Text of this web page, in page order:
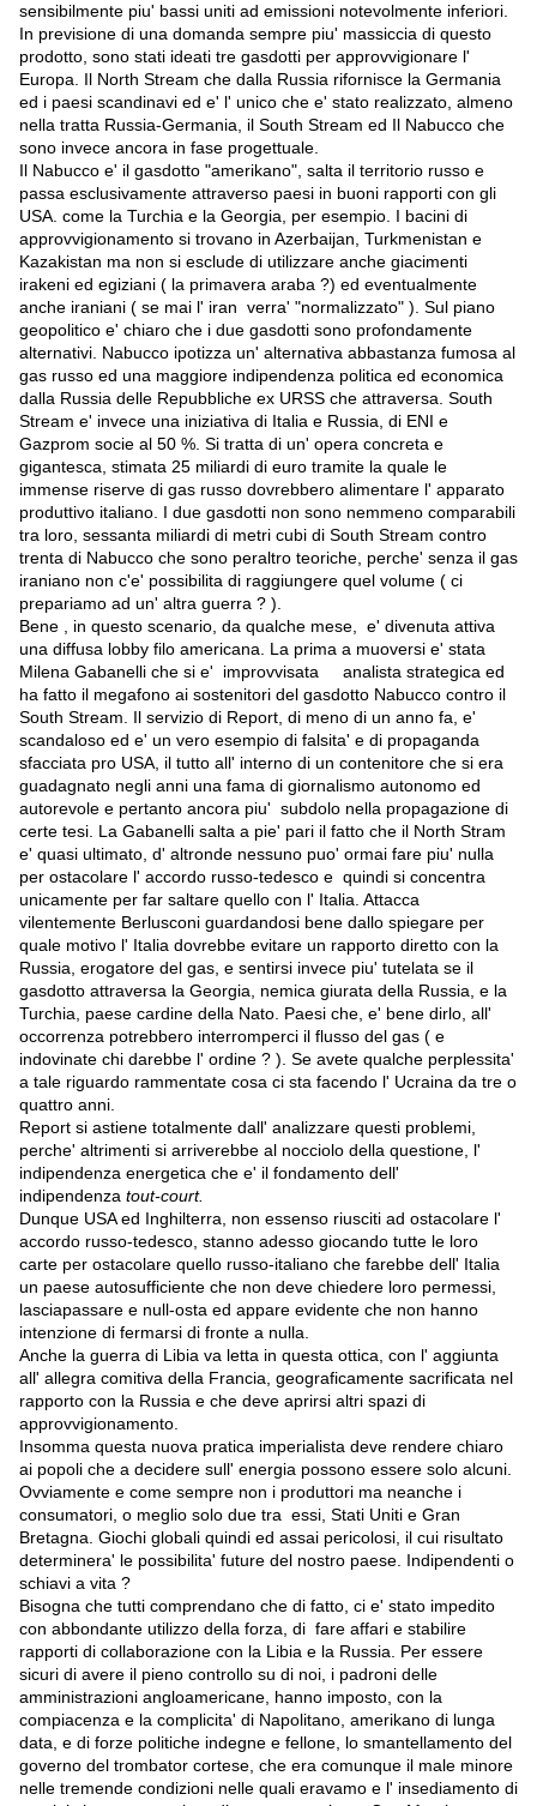
sensibilmente piu' bassi uniti ad emissioni notevolmente inferiori.
In previsione di una domanda sempre piu' massiccia di questo
prodotto, sono stati ideati tre gasdotti per approvvigionare l'
Europa. Il North Stream che dalla Russia rifornisce la Germania
ed i paesi scandinavi ed e' l' unico che e' stato realizzato, almeno
nella tratta Russia-Germania, il South Stream ed Il Nabucco che
sono invece ancora in fase progettuale.
Il Nabucco e' il gasdotto "amerikano", salta il territorio russo e
passa esclusivamente attraverso paesi in buoni rapporti con gli
USA. come la Turchia e la Georgia, per esempio. I bacini di
approvvigionamento si trovano in Azerbaijan, Turkmenistan e
Kazakistan ma non si esclude di utilizzare anche giacimenti
irakeni ed egiziani ( la primavera araba ?) ed eventualmente
anche iraniani ( se mai l' iran verra' "normalizzato" ). Sul piano
geopolitico e' chiaro che i due gasdotti sono profondamente
alternativi. Nabucco ipotizza un' alternativa abbastanza fumosa al
gas russo ed una maggiore indipendenza politica ed economica
dalla Russia delle Repubbliche ex URSS che attraversa. South
Stream e' invece una iniziativa di Italia e Russia, di ENI e
Gazprom socie al 50 %. Si tratta di un' opera concreta e
gigantesca, stimata 25 miliardi di euro tramite la quale le
immense riserve di gas russo dovrebbero alimentare l' apparato
produttivo italiano. I due gasdotti non sono nemmeno comparabili
tra loro, sessanta miliardi di metri cubi di South Stream contro
trenta di Nabucco che sono peraltro teoriche, perche' senza il gas
iraniano non c'e' possibilita di raggiungere quel volume ( ci
prepariamo ad un' altra guerra ? ).
Bene , in questo scenario, da qualche mese, e' divenuta attiva
una diffusa lobby filo americana. La prima a muoversi e' stata
Milena Gabanelli che si e' improvvisata analista strategica ed
ha fatto il megafono ai sostenitori del gasdotto Nabucco contro il
South Stream. Il servizio di Report, di meno di un anno fa, e'
scandaloso ed e' un vero esempio di falsita' e di propaganda
sfacciata pro USA, il tutto all' interno di un contenitore che si era
guadagnato negli anni una fama di giornalismo autonomo ed
autorevole e pertanto ancora piu' subdolo nella propagazione di
certe tesi. La Gabanelli salta a pie' pari il fatto che il North Stram
e' quasi ultimato, d' altronde nessuno puo' ormai fare piu' nulla
per ostacolare l' accordo russo-tedesco e quindi si concentra
unicamente per far saltare quello con l' Italia. Attacca
vilentemente Berlusconi guardandosi bene dallo spiegare per
quale motivo l' Italia dovrebbe evitare un rapporto diretto con la
Russia, erogatore del gas, e sentirsi invece piu' tutelata se il
gasdotto attraversa la Georgia, nemica giurata della Russia, e la
Turchia, paese cardine della Nato. Paesi che, e' bene dirlo, all'
occorrenza potrebbero interromperci il flusso del gas ( e
indovinate chi darebbe l' ordine ? ). Se avete qualche perplessita'
a tale riguardo rammentate cosa ci sta facendo l' Ucraina da tre o
quattro anni.
Report si astiene totalmente dall' analizzare questi problemi,
perche' altrimenti si arriverebbe al nocciolo della questione, l'
indipendenza energetica che e' il fondamento dell'
indipendenza tout-court.
Dunque USA ed Inghilterra, non essenso riusciti ad ostacolare l'
accordo russo-tedesco, stanno adesso giocando tutte le loro
carte per ostacolare quello russo-italiano che farebbe dell' Italia
un paese autosufficiente che non deve chiedere loro permessi,
lasciapassare e null-osta ed appare evidente che non hanno
intenzione di fermarsi di fronte a nulla.
Anche la guerra di Libia va letta in questa ottica, con l' aggiunta
all' allegra comitiva della Francia, geograficamente sacrificata nel
rapporto con la Russia e che deve aprirsi altri spazi di
approvvigionamento.
Insomma questa nuova pratica imperialista deve rendere chiaro
ai popoli che a decidere sull' energia possono essere solo alcuni.
Ovviamente e come sempre non i produttori ma neanche i
consumatori, o meglio solo due tra essi, Stati Uniti e Gran
Bretagna. Giochi globali quindi ed assai pericolosi, il cui risultato
determinera' le possibilita' future del nostro paese. Indipendenti o
schiavi a vita ?
Bisogna che tutti comprendano che di fatto, ci e' stato impedito
con abbondante utilizzo della forza, di fare affari e stabilire
rapporti di collaborazione con la Libia e la Russia. Per essere
sicuri di avere il pieno controllo su di noi, i padroni delle
amministrazioni angloamericane, hanno imposto, con la
compiacenza e la complicita' di Napolitano, amerikano di lunga
data, e di forze politiche indegne e fellone, lo smantellamento del
governo del trombator cortese, che era comunque il male minore
nelle tremende condizioni nelle quali eravamo e l' insediamento di